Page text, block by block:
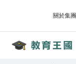
關於集團